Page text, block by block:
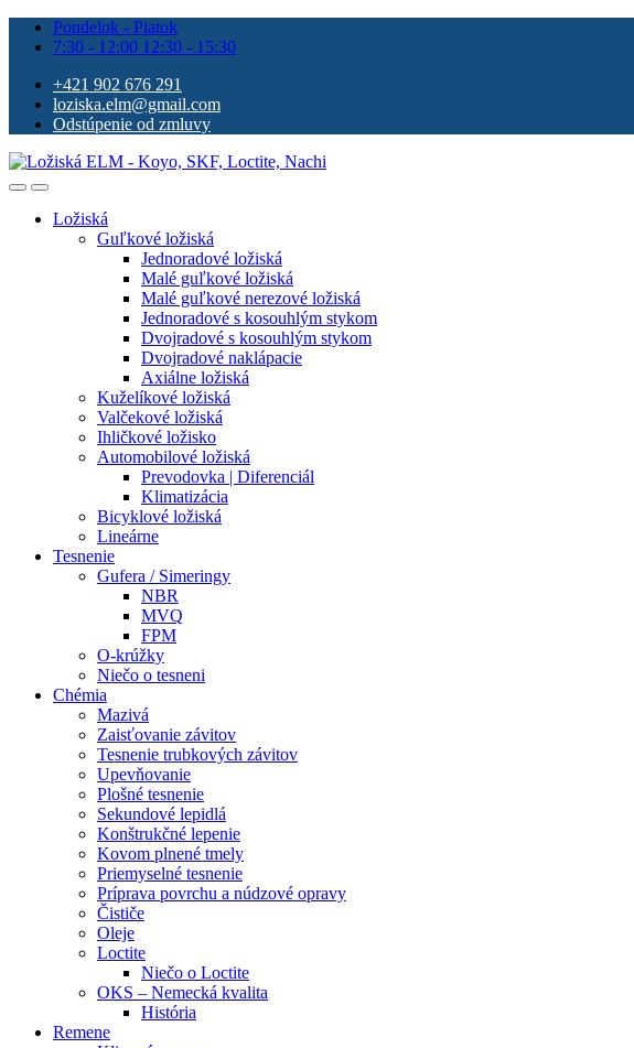
Pondelok - Piatok
7:30 - 12:00 12:30 - 15:30
+421 902 676 291
loziska.elm@gmail.com
Odstúpenie od zmluvy
Ložiská
Guľkové ložiská
Jednoradové ložiská
Malé guľkové ložiská
Malé guľkové nerezové ložiská
Jednoradové s kosouhlým stykom
Dvojradové s kosouhlým stykom
Dvojradové naklápacie
Axiálne ložiská
Kuželíkové ložiská
Valčekové ložiská
Ihličkové ložisko
Automobilové ložiská
Prevodovka | Diferenciál
Klimatizácia
Bicyklové ložiská
Lineárne
Tesnenie
Gufera / Simeringy
NBR
MVQ
FPM
O-krúžky
Niečo o tesneni
Chémia
Mazivá
Zaisťovanie závitov
Tesnenie trubkových závitov
Upevňovanie
Plošné tesnenie
Sekundové lepidlá
Konštrukčné lepenie
Kovom plnené tmely
Priemyselné tesnenie
Príprava povrchu a núdzové opravy
Čističe
Oleje
Loctite
Niečo o Loctite
OKS – Nemecká kvalita
História
Remene